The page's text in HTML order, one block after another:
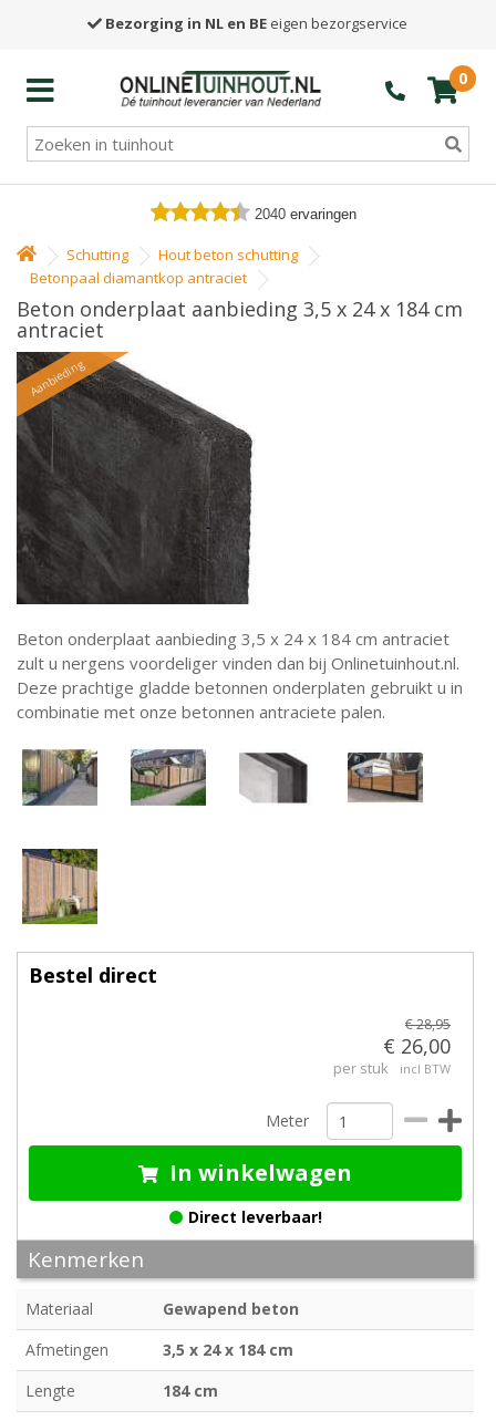
Bezorging in NL en BE eigen bezorgservice
0
2040 ervaringen
Schutting
Hout beton schutting
Betonpaal diamantkop antraciet
Beton onderplaat aanbieding 3,5 x 24 x 184 cm
antraciet
Aanbieding
Beton onderplaat aanbieding 3,5 x 24 x 184 cm antraciet
zult u nergens voordeliger vinden dan bij Onlinetuinhout.nl.
Deze prachtige gladde betonnen onderplaten gebruikt u in
combinatie met onze betonnen antraciete palen.
Bestel direct
€ 28,95
€ 26,00
per stuk incl BTW
Meter
In winkelwagen
Direct leverbaar!
Kenmerken
Materiaal
Gewapend beton
Afmetingen
3,5 x 24 x 184 cm
Lengte
184 cm